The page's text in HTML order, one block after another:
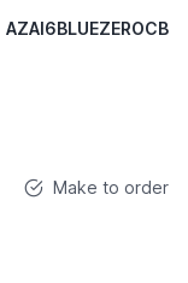
AZAI6BLUEZEROCB
Make to order